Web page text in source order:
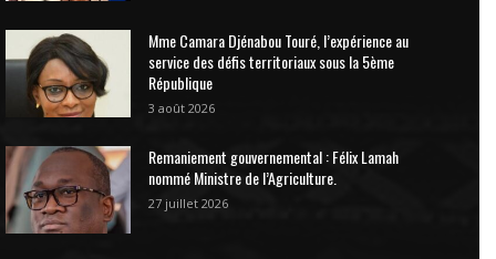
Mme Camara Djénabou Touré, l’expérience au
service des défis territoriaux sous la 5ème
République
3 août 2026
Remaniement gouvernemental : Félix Lamah
nommé Ministre de l’Agriculture.
27 juillet 2026